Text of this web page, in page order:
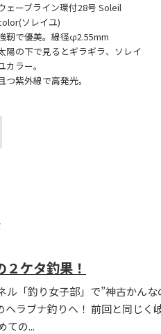
ェーブライン環付28号 Soleil
ソレイユ)
靭で優美。線径φ2.55mm
陽の下で見るとギラギラ、ソレイ
カラー。
つ紫外線で高発光。
ケタ釣果！
ル「釣り女子部」で”神古かん
ヘラブナ釣りへ！ 前回と同じく
ての...